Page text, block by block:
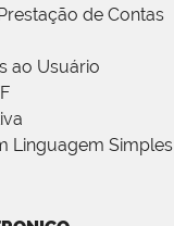
de Contas
ao Usuário
Linguagem Simples